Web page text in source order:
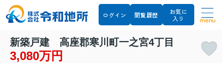
ログイン 閲覧履歴
お気に
入り
menu
新築戸建 高座郡寒川町一之宮4丁目
3,080万円